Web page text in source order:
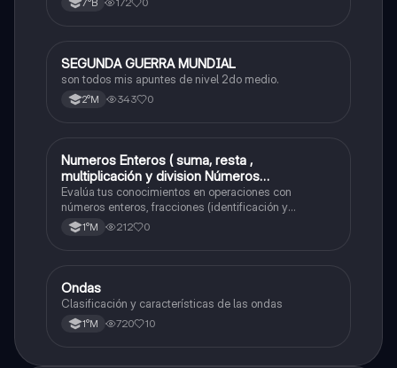
7°B
Historia
SEGUNDA GUERRA MUNDIAL
son todos mis apuntes de nivel 2do medio.
2°M 343 0
Matemáticas
Numeros Enteros ( suma, resta ,
multiplicación y division Números
Fraccionarios si es Propia o Impropia o mixto
( suma , resta , multiplicación y división)
Porcentaje ( fracción, porcentual y decimal).
Evalúa tus conocimientos en operaciones con
números enteros, fracciones (identificación y
operaciones) y conversiones de porcentajes (fracción,
decimal y viceversa).
1°M 212 0
Física
Ondas
Clasificación y características de las ondas
1°M 720 10